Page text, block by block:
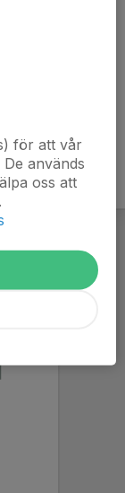
för att vår
används
oss att